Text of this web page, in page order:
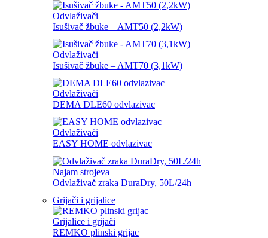
Odvlaživači
Isušivač žbuke – AMT50 (2,2kW)
Odvlaživači
Isušivač žbuke – AMT70 (3,1kW)
Odvlaživači
DEMA DLE60 odvlazivac
Odvlaživači
EASY HOME odvlazivac
Najam strojeva
Odvlaživač zraka DuraDry, 50L/24h
Grijači i grijalice
Grijalice i grijači
REMKO plinski grijac